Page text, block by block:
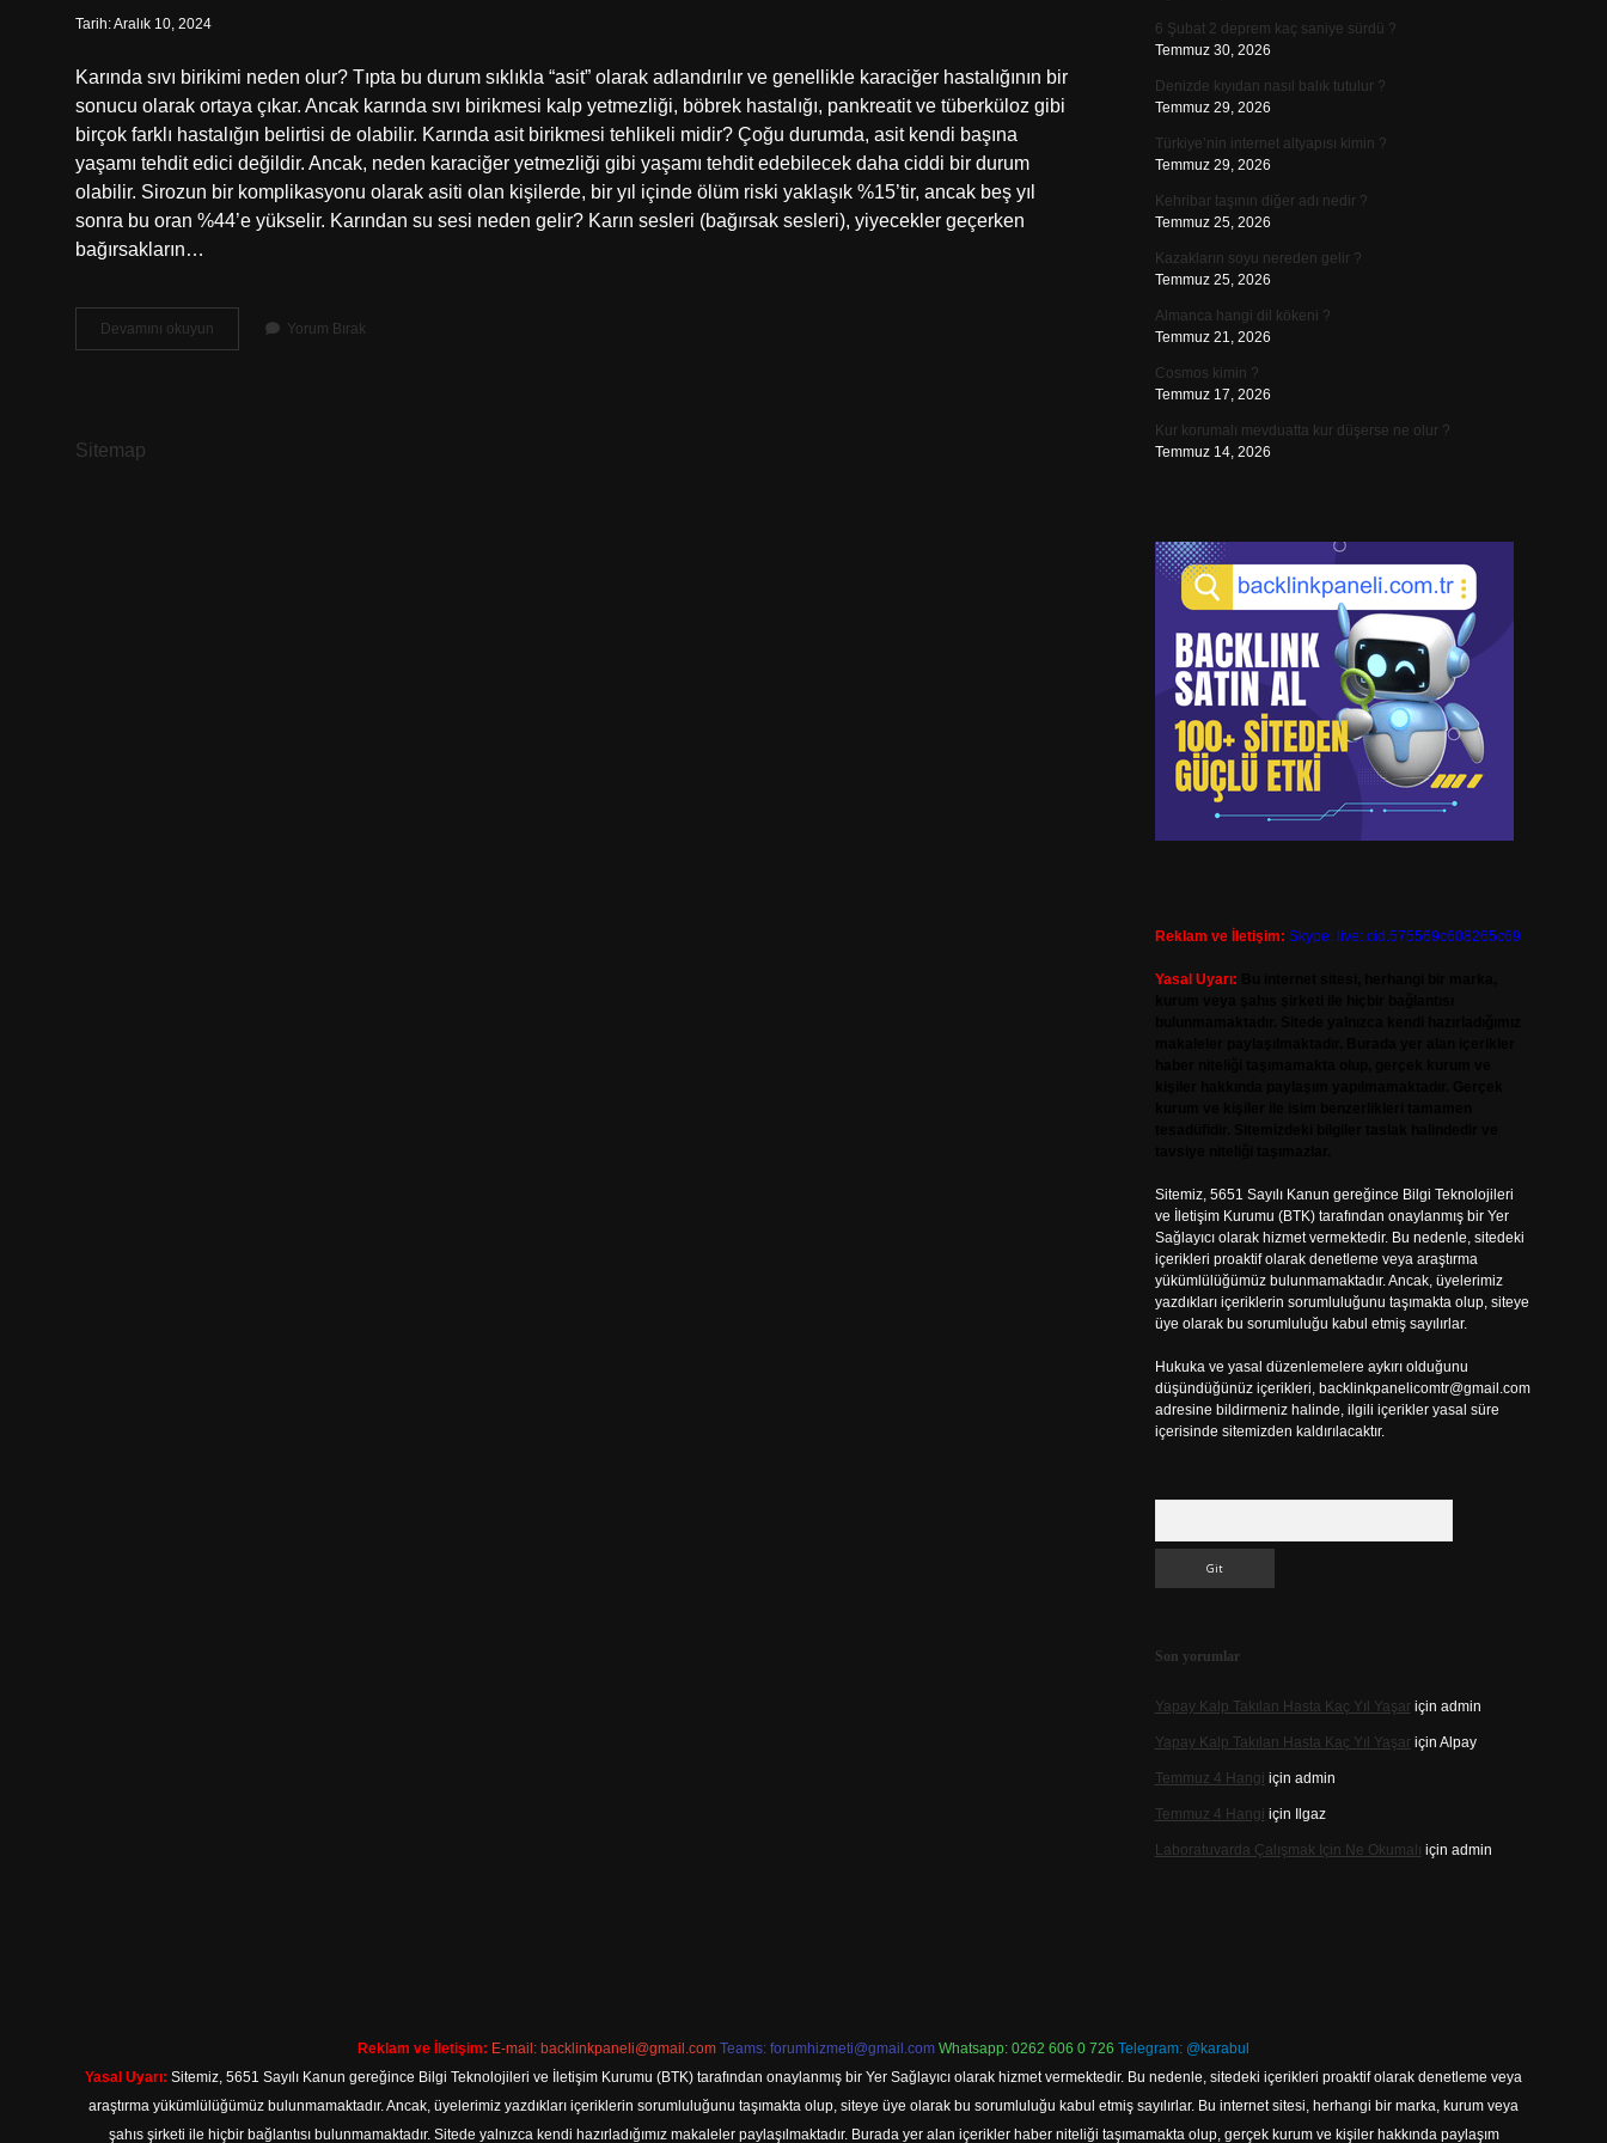
Tarih: Aralık 10, 2024
Karında sıvı birikimi neden olur? Tıpta bu durum sıklıkla “asit” olarak adlandırılır ve genellikle karaciğer hastalığının bir
sonucu olarak ortaya çıkar. Ancak karında sıvı birikmesi kalp yetmezliği, böbrek hastalığı, pankreatit ve tüberküloz gibi
birçok farklı hastalığın belirtisi de olabilir. Karında asit birikmesi tehlikeli midir? Çoğu durumda, asit kendi başına
yaşamı tehdit edici değildir. Ancak, neden karaciğer yetmezliği gibi yaşamı tehdit edebilecek daha ciddi bir durum
olabilir. Sirozun bir komplikasyonu olarak asiti olan kişilerde, bir yıl içinde ölüm riski yaklaşık %15’tir, ancak beş yıl
sonra bu oran %44’e yükselir. Karından su sesi neden gelir? Karın sesleri (bağırsak sesleri), yiyecekler geçerken
bağırsakların…
Devamını okuyun
Boşluğunda
Yorum Bırak
Sitemap
6 Şubat 2 deprem kaç saniye sürdü ?
Temmuz 30, 2026
Denizde kıyıdan nasıl balık tutulur ?
Temmuz 29, 2026
Türkiye’nin internet altyapısı kimin ?
Temmuz 29, 2026
Kehribar taşının diğer adı nedir ?
Temmuz 25, 2026
Kazakların soyu nereden gelir ?
Temmuz 25, 2026
Almanca hangi dil kökeni ?
Temmuz 21, 2026
Cosmos kimin ?
Temmuz 17, 2026
Kur korumalı mevduatta kur düşerse ne olur ?
Temmuz 14, 2026
Reklam ve İletişim: Skype: live:.cid.575569c608265c69
Yasal Uyarı:
Sitemiz, 5651 Sayılı Kanun gereğince Bilgi Teknolojileri
ve İletişim Kurumu (BTK) tarafından onaylanmış bir Yer
Sağlayıcı olarak hizmet vermektedir. Bu nedenle, sitedeki
içerikleri proaktif olarak denetleme veya araştırma
yükümlülüğümüz bulunmamaktadır. Ancak, üyelerimiz
yazdıkları içeriklerin sorumluluğunu taşımakta olup, siteye
üye olarak bu sorumluluğu kabul etmiş sayılırlar.
Hukuka ve yasal düzenlemelere aykırı olduğunu
düşündüğünüz içerikleri, backlinkpanelicomtr@gmail.com
adresine bildirmeniz halinde, ilgili içerikler yasal süre
içerisinde sitemizden kaldırılacaktır.
Son yorumlar
Yapay Kalp Takılan Hasta Kaç Yıl Yaşariçin admin
Yapay Kalp Takılan Hasta Kaç Yıl Yaşariçin Alpay
Temmuz 4 Hangi için admin
Temmuz 4 Hangi için Ilgaz
Laboratuvarda Çalışmak Için Ne Okumalı için admin
Reklam ve İletişim: E-mail: backlinkpaneli@gmail.com Teams: forumhizmeti@gmail.com Whatsapp: 0262 606 0 726 Telegram: @karabul
Yasal Uyarı: Sitemiz, 5651 Sayılı Kanun gereğince Bilgi Teknolojileri ve İletişim Kurumu (BTK) tarafından onaylanmış bir Yer Sağlayıcı olarak hizmet vermektedir. Bu nedenle, sitedeki içerikleri proaktif olarak denetleme veya
araştırma yükümlülüğümüz bulunmamaktadır. Ancak, üyelerimiz yazdıkları içeriklerin sorumluluğunu taşımakta olup, siteye üye olarak bu sorumluluğu kabul etmiş sayılırlar. Bu internet sitesi, herhangi bir marka, kurum veya
şahıs şirketi ile hiçbir bağlantısı bulunmamaktadır. Sitede yalnızca kendi hazırladığımız makaleler paylaşılmaktadır. Burada yer alan içerikler haber niteliği taşımamakta olup, gerçek kurum ve kişiler hakkında paylaşım